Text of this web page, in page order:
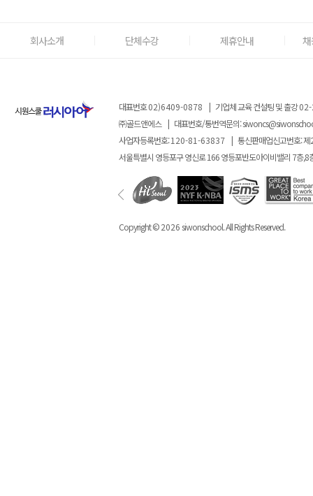
회사소개 단체수강 제휴안내
대표번호02)6409-0878 | 기업체 교육 컨설팅 및 출강
㈜골드앤에스 | 대표번호/통번역문의:
사업자등록번호:120-81-63837 | 통신판매업신고번호: 제
서울특별시 영등포구 영신로 166 영등포반도아이비밸리 7층,8
Copyright ©2026siwonschool. All Rights Reserved.